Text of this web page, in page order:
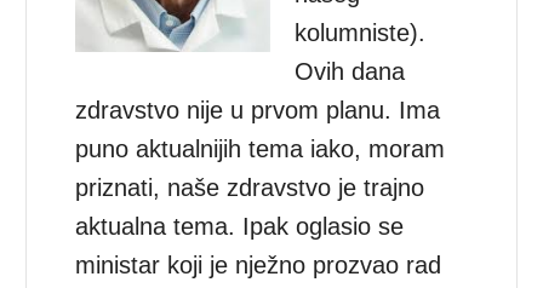
kolumniste).
Ovih dana
zdravstvo nije u prvom planu. Ima
puno aktualnijih tema iako, moram
priznati, naše zdravstvo je trajno
aktualna tema. Ipak oglasio se
ministar koji je nježno prozvao rad